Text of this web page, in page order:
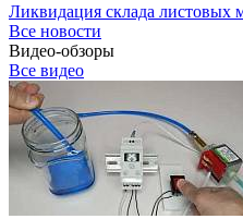
Ликвидация склада листовых
Все новости
Видео-обзоры
Все видео